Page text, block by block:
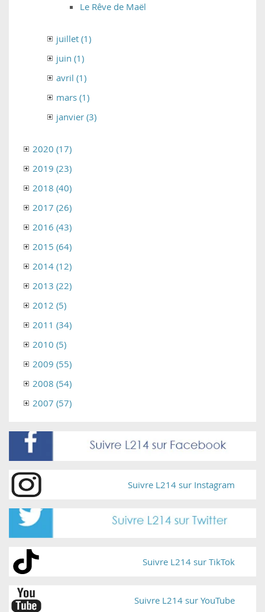
Le Rêve de Maël
juillet (1)
juin (1)
avril (1)
mars (1)
janvier (3)
2020 (17)
2019 (23)
2018 (40)
2017 (26)
2016 (43)
2015 (64)
2014 (12)
2013 (22)
2012 (5)
2011 (34)
2010 (5)
2009 (55)
2008 (54)
2007 (57)
Suivre L214 sur Instagram
Suivre L214 sur TikTok
Suivre L214 sur YouTube